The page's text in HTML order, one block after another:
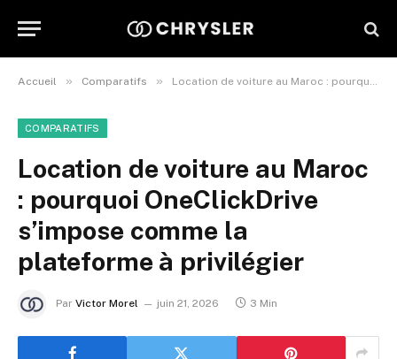
Accueil » Comparatifs » Location de voiture au Maroc : pourquoi OneClickDrive s’impose comme la plateforme à privilégier
COMPARATIFS
Location de voiture au Maroc
: pourquoi OneClickDrive
s’impose comme la
plateforme à privilégier
Par Victor Morel juin 21, 2026 3 Min